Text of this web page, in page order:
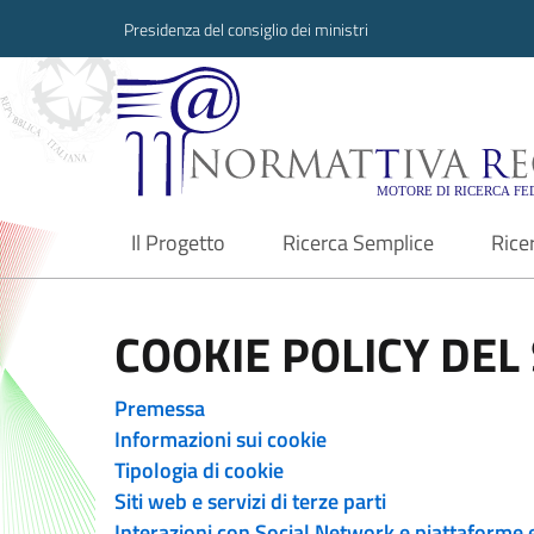
Presidenza del consiglio dei ministri
Normattiva
Il Progetto
current Ricerca Semplice
COOKIE POLICY
Premessa
Informazioni sui cookie
Tipologia di cookie
Siti web e servizi di terze parti